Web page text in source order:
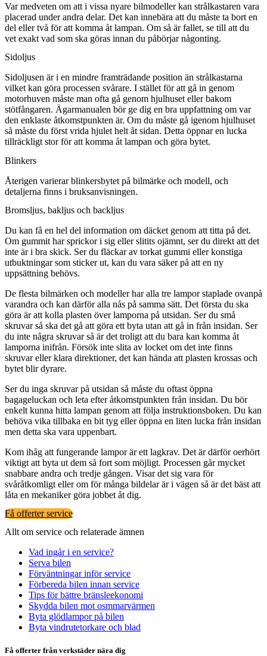
Var medveten om att i vissa nyare bilmodeller kan strålkastaren vara
placerad under andra delar. Det kan innebära att du måste ta bort en
del eller två för att komma åt lampan. Om så är fallet, se till att du
vet exakt vad som ska göras innan du påbörjar någonting.
Sidoljus
Sidoljusen är i en mindre framträdande position än strålkastarna
vilket kan göra processen svårare. I stället för att gå in genom
motorhuven måste man ofta gå genom hjulhuset eller bakom
stötfångaren. Ägarmanualen bör ge dig en bra uppfattning om var
den enklaste åtkomstpunkten är. Om du måste gå igenom hjulhuset
så måste du först vrida hjulet helt åt sidan. Detta öppnar en lucka
tillräckligt stor för att komma åt lampan och göra bytet.
Blinkers
Återigen varierar blinkersbytet på bilmärke och modell, och
detaljerna finns i bruksanvisningen.
Bromsljus, bakljus och backljus
Du kan få en hel del information om däcket genom att titta på det.
Om gummit har sprickor i sig eller slitits ojämnt, ser du direkt att det
inte är i bra skick. Ser du fläckar av torkat gummi eller konstiga
utbuktningar som sticker ut, kan du vara säker på att en ny
uppsättning behövs.
De flesta bilmärken och modeller har alla tre lampor staplade ovanpå
varandra och kan därför alla nås på samma sätt. Det första du ska
göra är att kolla plasten över lamporna på utsidan. Ser du små
skruvar så ska det gå att göra ett byta utan att gå in från insidan. Ser
du inte några skruvar så är det troligt att du bara kan komma åt
lamporna inifrån. Försök inte slita av locket om det inte finns
skruvar eller klara direktioner, det kan hända att plasten krossas och
bytet blir dyrare.
Ser du inga skruvar på utsidan så måste du oftast öppna
bagageluckan och leta efter åtkomstpunkten från insidan. Du bör
enkelt kunna hitta lampan genom att följa instruktionsboken. Du kan
behöva vika tillbaka en bit tyg eller öppna en liten lucka från insidan
men detta ska vara uppenbart.
Kom ihåg att fungerande lampor är ett lagkrav. Det är därför oerhört
viktigt att byta ut dem så fort som möjligt. Processen går mycket
snabbare andra och tredje gången. Visar det sig vara för
svåråtkomligt eller om för många bildelar är i vägen så är det bäst att
låta en mekaniker göra jobbet åt dig.
Få offerter service
Allt om service och relaterade ämnen
Vad ingår i en service?
Serva bilen
Förväntningar inför service
Förbereda bilen innan service
Tips för bättre bränsleekonomi
Skydda bilen mot osmmarvärmen
Byta glödlampor på bilen
Byta vindrutetorkare och blad
Få offerter från verkstäder nära dig